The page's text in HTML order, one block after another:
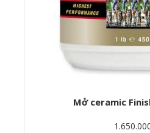
Mở ceramic